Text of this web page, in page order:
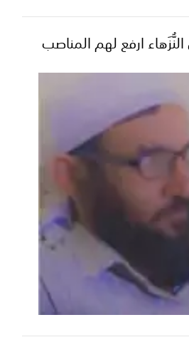
يؤكد دعم السلطة
والتنموية
ارفع لهم المناصب